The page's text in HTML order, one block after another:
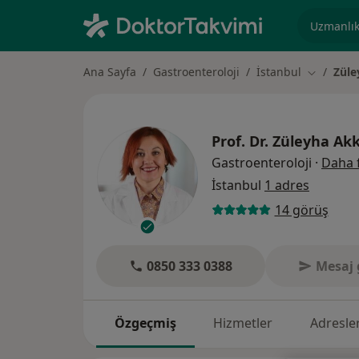
Ana Sayfa Gastroenteroloji İstanbul Şehir
Prof. Dr. Züleyha
Gastroenteroloji · Daha
İstanbul 1 adres
14 görüş
0850 333 0388 Mesaj
Özgeçmiş Hizmetler